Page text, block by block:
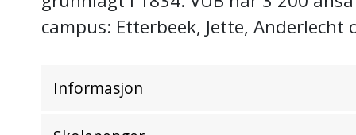
campus: Etterbeek, Jette, Anderlecht
Informasjon